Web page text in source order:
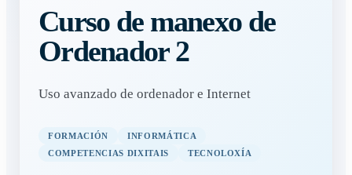
Curso de manexo de
Ordenador 2
Uso avanzado de ordenador e Internet
FORMACIÓN
INFORMÁTICA
COMPETENCIAS DIXITAIS
TECNOLOXÍA